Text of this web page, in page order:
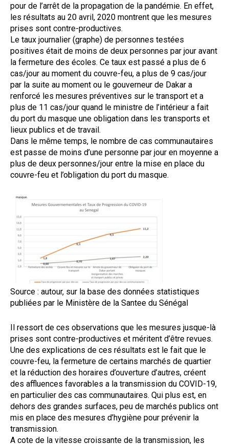
pour de l’arrêt de la propagation de la pandémie. En effet,
les résultats au 20 avril, 2020 montrent que les mesures
prises sont contre-productives.
Le taux journalier (graphe) de personnes testées
positives était de moins de deux personnes par jour avant
la fermeture des écoles. Ce taux est passé a plus de 6
cas/jour au moment du couvre-feu, a plus de 9 cas/jour
par la suite au moment ou le gouverneur de Dakar a
renforcé les mesures préventives sur le transport et a
plus de 11 cas/jour quand le ministre de l’intérieur a fait
du port du masque une obligation dans les transports et
lieux publics et de travail.
Dans le même temps, le nombre de cas communautaires
est passe de moins d’une personne par jour en moyenne a
plus de deux personnes/jour entre la mise en place du
couvre-feu et l’obligation du port du masque.
Source : autour, sur la base des données statistiques
publiées par le Ministère de la Santee du Sénégal
Il ressort de ces observations que les mesures jusque-là
prises sont contre-productives et méritent d’être revues.
Une des explications de ces résultats est le fait que le
couvre-feu, la fermeture de certains marchés de quartier
et la réduction des horaires d’ouverture d’autres, créent
des affluences favorables a la transmission du COVID-19,
en particulier des cas communautaires. Qui plus est, en
dehors des grandes surfaces, peu de marchés publics ont
mis en place des mesures d’hygiène pour prévenir la
transmission.
A cote de la vitesse croissante de la transmission, les